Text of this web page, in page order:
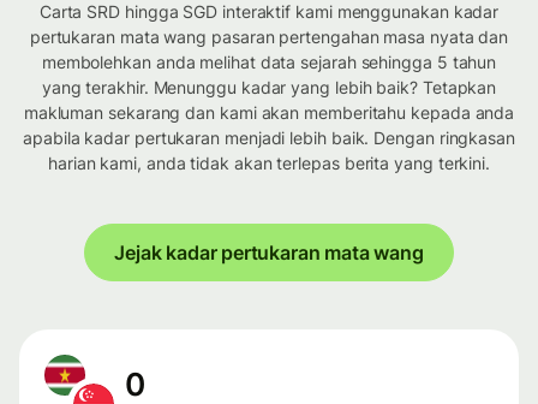
Carta SRD hingga SGD interaktif kami menggunakan kadar
pertukaran mata wang pasaran pertengahan masa nyata dan
membolehkan anda melihat data sejarah sehingga 5 tahun
yang terakhir. Menunggu kadar yang lebih baik? Tetapkan
makluman sekarang dan kami akan memberitahu kepada anda
apabila kadar pertukaran menjadi lebih baik. Dengan ringkasan
harian kami, anda tidak akan terlepas berita yang terkini.
Jejak kadar pertukaran mata wang
0